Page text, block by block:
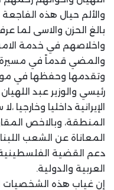
والألم حيال هذه
بالغ الحزن والاسى لما
واخلاصهم في خدمة
والمضي قدماً في مسيرة
وتقدمها وحفظها في
رئيسي والوزير عبد
الإيرانية داخليا
المنطقة، وبالاخص
المعاناة عن الشعب
دعم القضية الفلسطينية
العربية والدولية.
إن غياب هذه الشخصيات